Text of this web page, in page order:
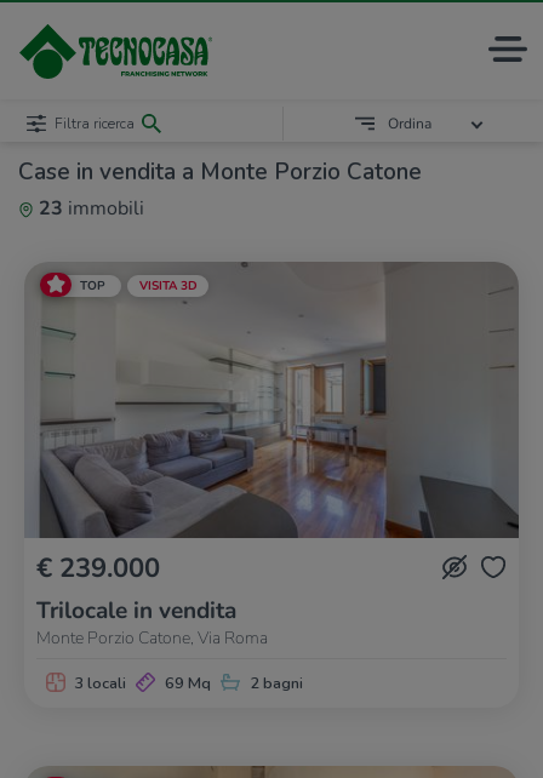
Case in vendita a Monte Porzio Catone
23 immobili
Filtra ricerca Ordina
TOP VISITA 3D
€ 239.000
Trilocale in vendita
Monte Porzio Catone, Via Roma
3 locali 69 Mq 2 bagni